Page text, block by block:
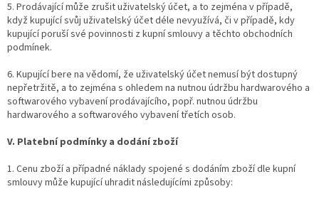
5. Prodávající může zrušit uživatelský účet, a to zejména v případě,
když kupující svůj uživatelský účet déle nevyužívá, či v případě, kdy
kupující poruší své povinnosti z kupní smlouvy a těchto obchodních
podmínek.
6. Kupující bere na vědomí, že uživatelský účet nemusí být dostupný
nepřetržitě, a to zejména s ohledem na nutnou údržbu hardwarového a
softwarového vybavení prodávajícího, popř. nutnou údržbu
hardwarového a softwarového vybavení třetích osob.
V. Platební podmínky a dodání zboží
1. Cenu zboží a případné náklady spojené s dodáním zboží dle kupní
smlouvy může kupující uhradit následujícími způsoby: